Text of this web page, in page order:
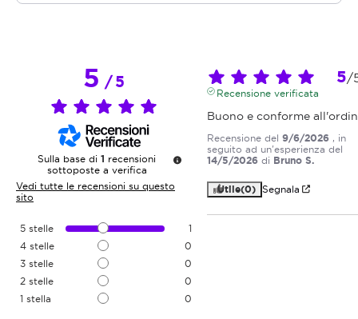
5/5
Sulla base di 1 recensioni
sottoposte a verifica
Vedi tutte le recensioni su questo
sito
5 stelle
1
4 stelle
0
3 stelle
0
2 stelle
0
1 stella 0
5/
Recensione verificata
Buono e conforme
Recensione del 9/6/2026 , in
seguito ad un'esperienza del
14/5/2026 di Bruno S.
Utile(0) Segnala